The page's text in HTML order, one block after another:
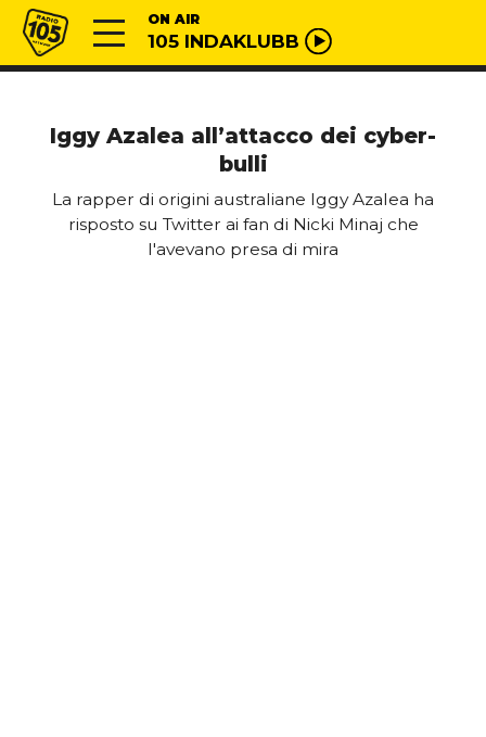
Vai al contenuto
Radio 105 ON AIR
105 INDAKLUBB
Iggy Azalea all’attacco dei cyber-
bulli
La rapper di origini australiane Iggy Azalea ha
risposto su Twitter ai fan di Nicki Minaj che
l'avevano presa di mira